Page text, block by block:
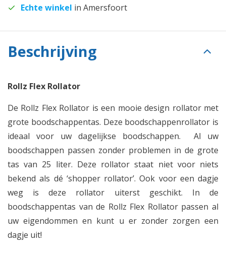
Echte winkel in Amersfoort
Beschrijving
Rollz Flex Rollator
De Rollz Flex Rollator is een mooie design rollator met
grote boodschappentas. Deze boodschappenrollator is
ideaal voor uw dagelijkse boodschappen. Al uw
boodschappen passen zonder problemen in de grote
tas van 25 liter. Deze rollator staat niet voor niets
bekend als dé ‘shopper rollator’. Ook voor een dagje
weg is deze rollator uiterst geschikt. In de
boodschappentas van de Rollz Flex Rollator passen al
uw eigendommen en kunt u er zonder zorgen een
dagje uit!